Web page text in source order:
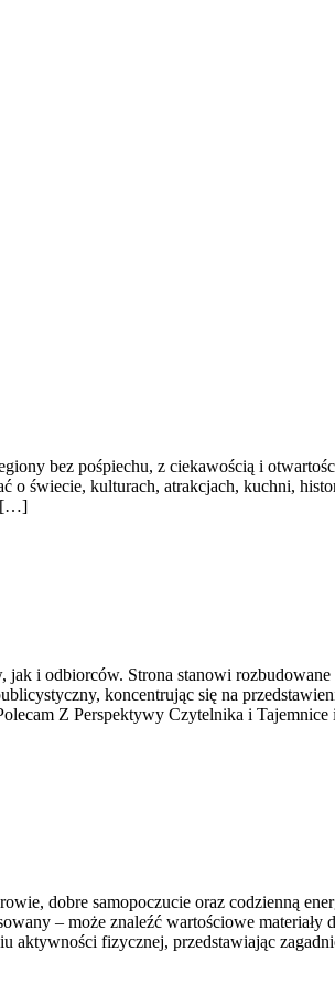
bez pośpiechu, z ciekawością i
świecie, kulturach, atrakcjach, kuchni,
[…]
i odbiorców. Strona stanowi
koncentrując się na
Z Perspektywy Czytelnika i
dobre samopoczucie oraz codzienną
– może znaleźć wartościowe materiały
aktywności fizycznej, przedstawiając